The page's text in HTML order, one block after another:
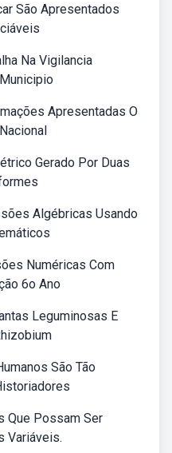
São Apresentados
Na Vigilancia
Apresentadas O
Gerado Por Duas
Algébricas Usando
Numéricas Com
6o Ano
Leguminosas E
São Tão
Que Possam Ser
Variáveis.